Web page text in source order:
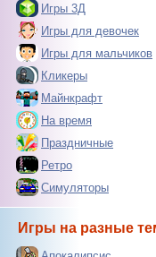
Игры 3Д
Игры для девочек
Игры для мальчиков
Кликеры
Майнкрафт
На время
Праздничные
Ретро
Симуляторы
Игры на разные